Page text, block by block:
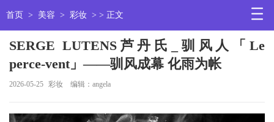
首页 > 美容 > 彩妆 > > 正文
SERGE LUTENS芦丹氏_驯风人「Le
perce-vent」——驯风成幕 化雨为帐
2026-05-25 彩妆 编辑：angela